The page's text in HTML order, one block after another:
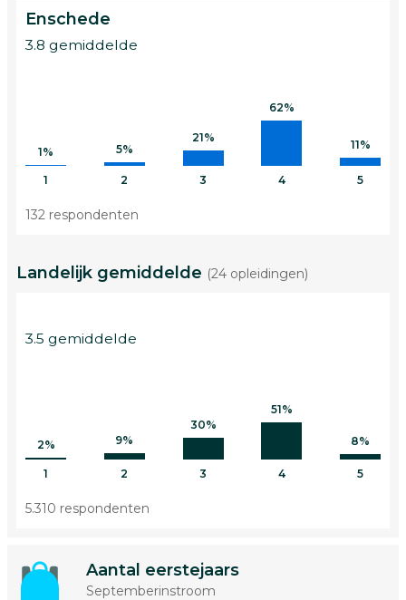
Enschede
3.8 gemiddelde
1%
1
5%
2
21%
3
62%
4
11%
5
132 respondenten
Landelijk gemiddelde (24 opleidingen)
3.5 gemiddelde
2%
1
9%
2
30%
3
51%
4
8%
5
5.310 respondenten
Aantal eerstejaars
Septemberinstroom